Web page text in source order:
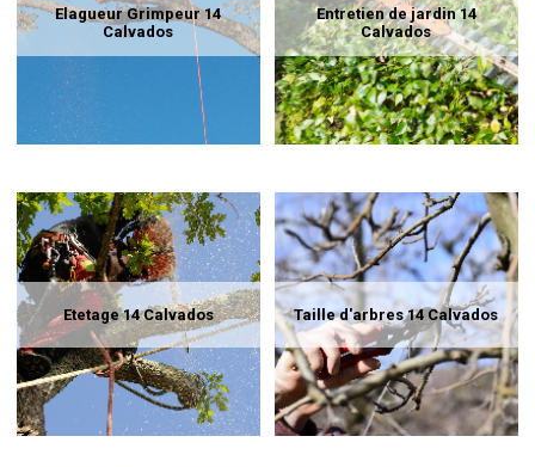
Elagueur Grimpeur 14
Calvados
Entretien de jardin 14
Calvados
Etetage 14 Calvados Taille d'arbres 14 Calvados